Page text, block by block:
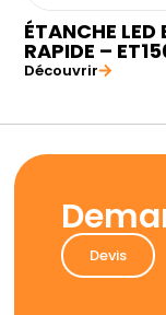
ÉTANCHE LED
RAPIDE –
Découvrir
Devis